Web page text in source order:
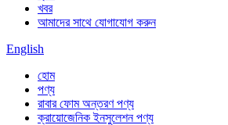
খবর
আমাদের সাথে যোগাযোগ করুন
English
হোম
পণ্য
রাবার ফোম অন্তরণ পণ্য
ক্রায়োজেনিক ইনসুলেশন পণ্য